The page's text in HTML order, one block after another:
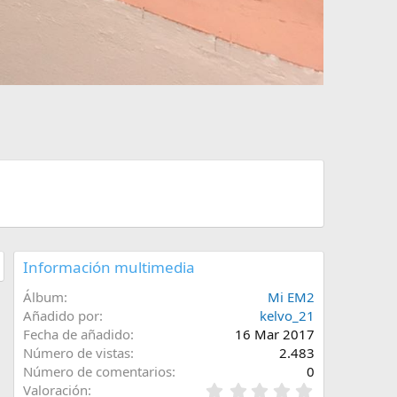
Información multimedia
Álbum
Mi EM2
Añadido por
kelvo_21
Fecha de añadido
16 Mar 2017
Número de vistas
2.483
Número de comentarios
0
Valoración